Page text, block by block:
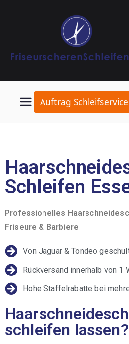
Auftrag Schleifservice
Schleifen
Professionelles
Friseure & Barbiere
Von Jaguar & Tondeo
Rückversand innerhalb von 1
Hohe Staffelrabatte bei
schleifen lassen?